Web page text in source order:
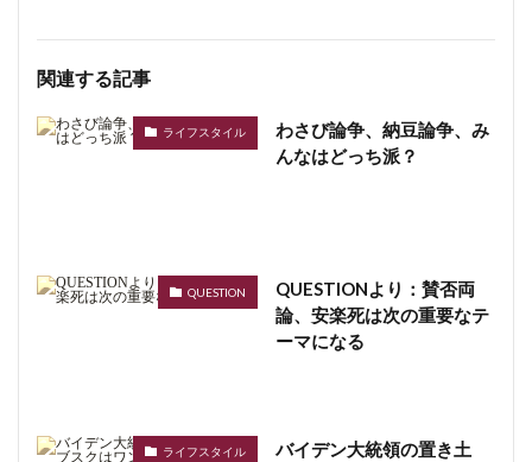
関連する記事
ライフスタイル
わさび論争、納豆論争、み
んなはどっち派？
QUESTION
QUESTIONより：賛否両
論、安楽死は次の重要なテ
ーマになる
ライフスタイル
バイデン大統領の置き土